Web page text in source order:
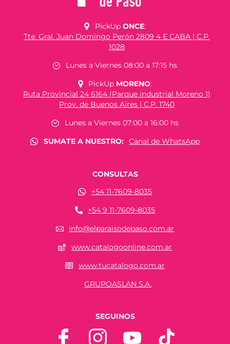
PickUp ONCE:
Tte. Gral. Juan Domingo Perón 2809 4 E CABA | C.P.
1028
Lunes a Viernes 08:00 a 17:15 hs
PickUp MORENO:
Ruta Provincial 24 6164 (Parque industrial Moreno 1)
Prov. de Buenos Aires | C.P. 1740
Lunes a Viernes 07:00 a 16:00 hs
SUMATE A NUESTRO:
Canal de WhatsApp
CONSULTAS
+54 11-7609-8035
+54 9 11-7609-8035
info@elparaisodepaso.com.ar
www.catalogoonline.com.ar
www.tucatalogo.com.ar
GRUPOASLAN S.A.
SEGUINOS